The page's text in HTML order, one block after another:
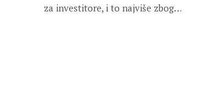
za investitore, i to najviše zbog…